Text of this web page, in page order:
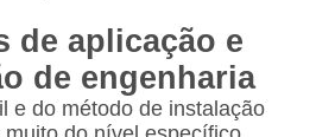
de aplicação e
de engenharia
e do método de instalação